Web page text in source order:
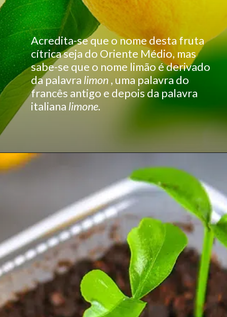
Acredita-se que o nome desta fruta
cítrica seja do Oriente Médio, mas
sabe-se que o nome limão é derivado
da palavra limon, uma palavra do
francês antigo e depois da palavra
italiana limone.